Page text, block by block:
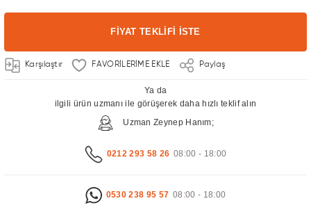
FİYAT TEKLİFİ İSTE
Karşılaştır Paylaş
Ya da
ilgili ürün uzmanı ile görüşerek daha hızlı teklif alın
Uzman Zeynep Hanım;
0212 293 58 26 08:00 - 18:00
0530 238 95 57 08:00 - 18:00